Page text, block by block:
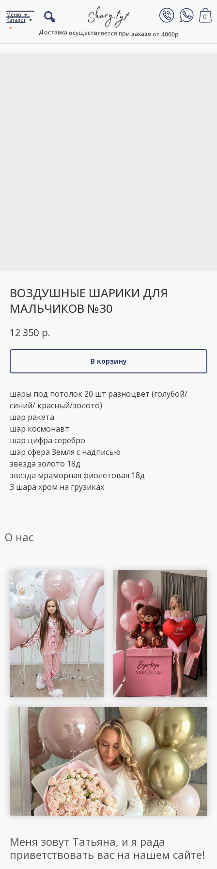
Доставка осуществляется при заказе от 4000р
0
Каталог
Меню
ВОЗДУШНЫЕ ШАРИКИ ДЛЯ
МАЛЬЧИКОВ №30
12 350 р.
В корзину
шары под потолок 20 шт разноцвет (голубой/
синий/ красный/золото)
шар ракета
шар космонавт
шар цифра серебро
шар сфера Земля с надписью
звезда золото 18д
звезда мраморная фиолетовая 18д
3 шара хром на грузиках
О нас
Меня зовут Татьяна, и я рада
приветствовать вас на нашем сайте!